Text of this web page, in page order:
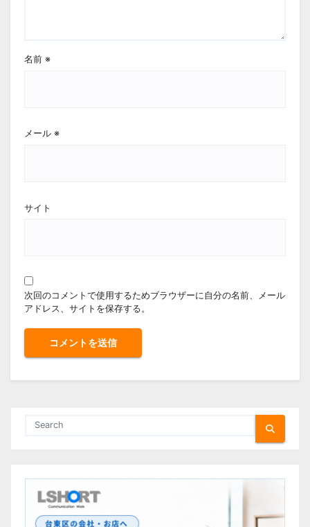
名前 ※
メール ※
サイト
次回のコメントで使用するためブラウザーに自分の名前、メール
アドレス、サイトを保存する。